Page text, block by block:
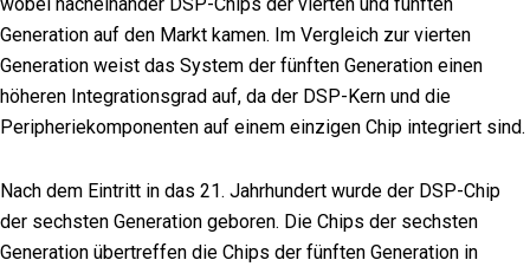
Generation auf den Markt kamen. Im Vergleich zur vierten
Generation weist das System der fünften Generation einen
höheren Integrationsgrad auf, da der DSP-Kern und die
Peripheriekomponenten auf einem einzigen Chip integriert sind.
Nach dem Eintritt in das 21. Jahrhundert wurde der DSP-Chip
der sechsten Generation geboren. Die Chips der sechsten
Generation übertreffen die Chips der fünften Generation in